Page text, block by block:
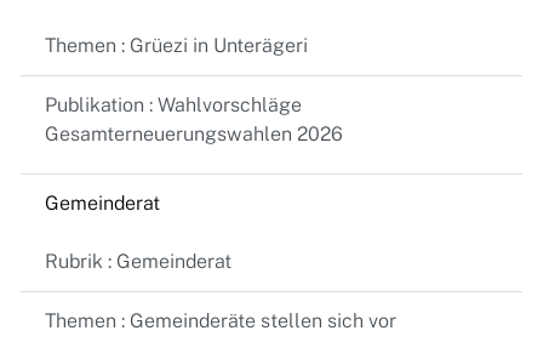
Themen : Grüezi in Unterägeri
Publikation : Wahlvorschläge
Gesamterneuerungswahlen 2026
Gemeinderat
Rubrik : Gemeinderat
Themen : Gemeinderäte stellen sich vor